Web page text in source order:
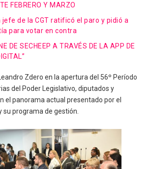
FEBRERO Y MARZO
jefe de la CGT ratificó el paro y pidió a
para votar en contra
DE SECHEEP A TRAVÉS DE LA APP DE
Zdero en la apertura del 56º Período
del Poder Legislativo, diputados y
el panorama actual presentado por el
su programa de gestión.